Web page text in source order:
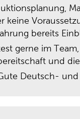
keine
bereits
gerne im
und
Deutsch- und